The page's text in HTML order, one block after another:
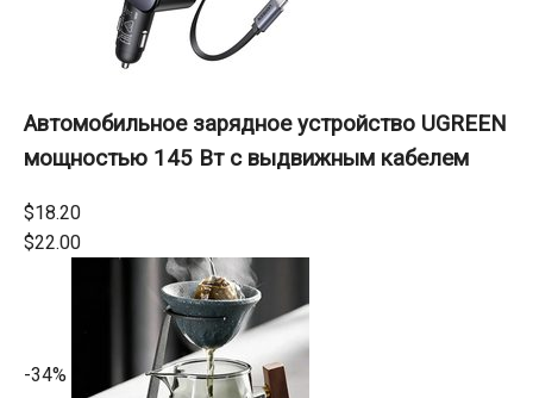
Автомобильное зарядное устройство UGREEN
мощностью 145 Вт с выдвижным кабелем
$18.20
$22.00
-34%